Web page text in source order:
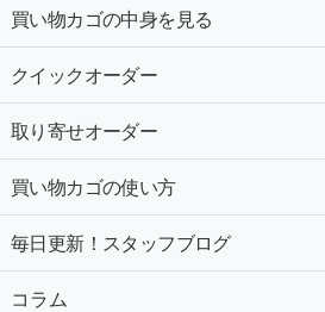
買い物カゴの中身を見る
クイックオーダー
取り寄せオーダー
買い物カゴの使い方
毎日更新！スタッフブログ
コラム